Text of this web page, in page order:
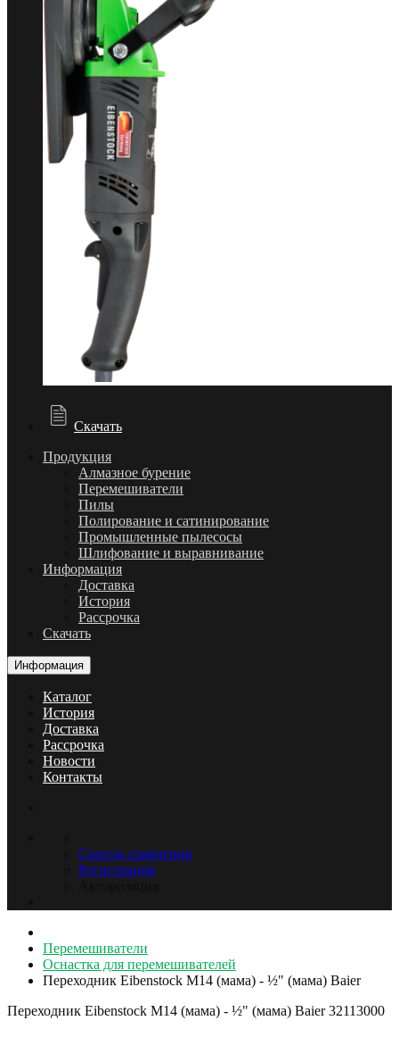
Скачать
Продукция
Алмазное бурение
Перемешиватели
Пилы
Полирование и сатинирование
Промышленные пылесосы
Шлифование и выравнивание
Информация
Доставка
История
Рассрочка
Скачать
Информация
Каталог
История
Доставка
Рассрочка
Новости
Контакты
Список сравнения
Регистрация
Перемешиватели
Оснастка для перемешивателей
Переходник Eibenstock M14 (мама) - ½" (мама) Baier
Переходник Eibenstock M14 (мама) - ½" (мама) Baier 32113000